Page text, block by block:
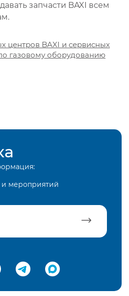
запчасти BAXI всем
центров BAXI и сервисных
газовому оборудованию
и мероприятий